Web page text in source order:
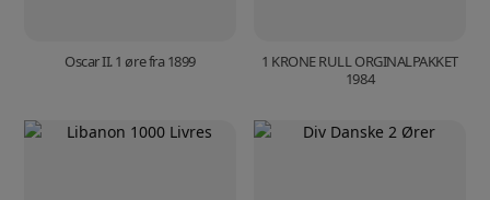
Oscar II. 1 øre fra 1899
1 KRONE RULL ORGINALPAKKET
1984